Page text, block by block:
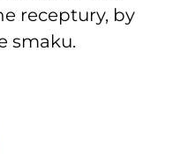
receptury, by
smaku.